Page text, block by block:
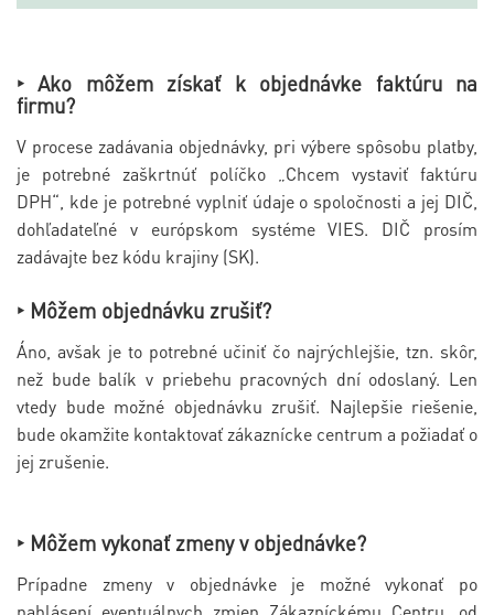
‣ Ako môžem získať k objednávke faktúru na
firmu?
V procese zadávania objednávky, pri výbere spôsobu platby,
je potrebné zaškrtnúť políčko „Chcem vystaviť faktúru
DPH“, kde je potrebné vyplniť údaje o spoločnosti a jej DIČ,
dohľadateľné v európskom systéme VIES. DIČ prosím
zadávajte bez kódu krajiny (SK).
‣ Môžem objednávku zrušiť?
Áno, avšak je to potrebné učiniť čo najrýchlejšie, tzn. skôr,
než bude balík v priebehu pracovných dní odoslaný. Len
vtedy bude možné objednávku zrušiť. Najlepšie riešenie,
bude okamžite kontaktovať zákaznícke centrum a požiadať o
jej zrušenie.
‣ Môžem vykonať zmeny v objednávke?
Prípadne zmeny v objednávke je možné vykonať po